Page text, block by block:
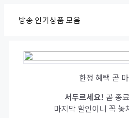
방송 인기상품 모음
한정 혜택 곧
서두르세요! 곧 종
마지막 할인이니 꼭 놓